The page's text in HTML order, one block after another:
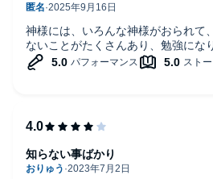
神様には、いろんな神様がおられて
ないことがたくさんあり、勉強にな
知らない事ばかり